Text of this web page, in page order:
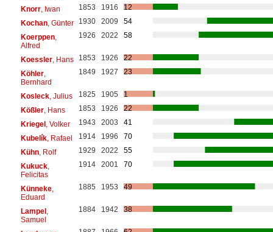
Knorr, Iwan 1853 1916
12
Kochan, Günter 1930 2009
54
Koerppen,
Alfred
1926 2022 58
Koessler, Hans 1853 1926
22
Köhler,
Bernhard
1849 1927 23
Kosleck, Julius 1825 1905
1
Kößler, Hans 1853 1926
22
Kriegel, Volker 1943 2003
41
Kubelík, Rafael 1914 1996
70
Kühn, Rolf 1929 2022
55
Kukuck,
Felicitas
1914 2001 70
Künneke,
Eduard
1885 1953 49
Lampel,
Samuel
1884 1942 38